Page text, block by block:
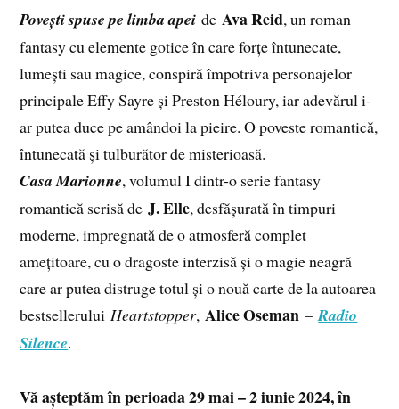
Povești spuse pe limba apeide Ava Reid, un roman
fantasy cu elemente gotice în care forțe întunecate,
lumești sau magice, conspiră împotriva personajelor
principale Effy Sayre și Preston Héloury, iar adevărul i-
ar putea duce pe amândoi la pieire. O poveste romantică,
întunecată și tulburător de misterioasă.
Casa Marionne, volumul I dintr-o serie fantasy
romantică scrisă deJ. Elle, desfășurată în timpuri
moderne, impregnată de o atmosferă complet
amețitoare, cu o dragoste interzisă și o magie neagră
care ar putea distruge totul și o nouă carte de la autoarea
bestsellerului Heartstopper, Alice Oseman –Radio
Silence.
Vă așteptăm în perioada 29 mai – 2 iunie 2024, în